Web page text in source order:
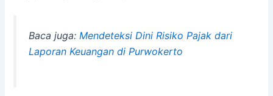
Baca juga:Mendeteksi Dini Risiko Pajak dari
Laporan Keuangan di Purwokerto